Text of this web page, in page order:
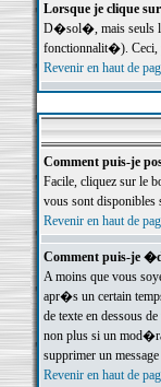
Lorsque je clique
D�sol�, mais seuls
fonctionnalit�). Ceci,
Revenir en haut de
Comment puis-je
Facile, cliquez sur le
vous sont disponibles
Revenir en haut de
Comment puis-je
A moins que vous
apr�s un certain
de texte en dessous
non plus si un
supprimer un
Revenir en haut de